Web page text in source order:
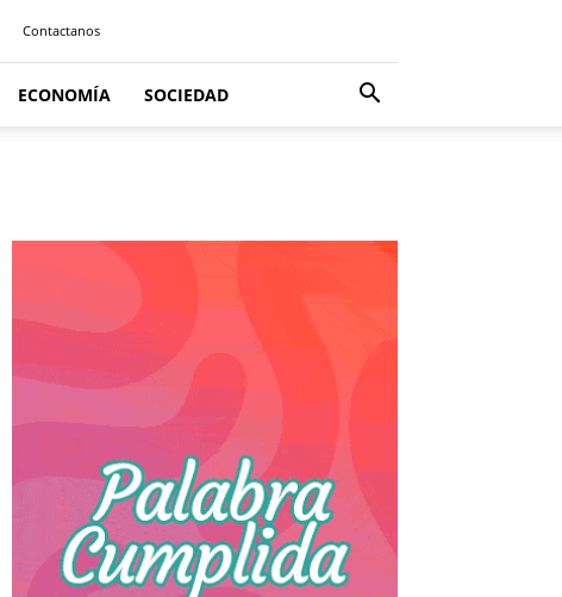
Contactanos
ECONOMÍA SOCIEDAD